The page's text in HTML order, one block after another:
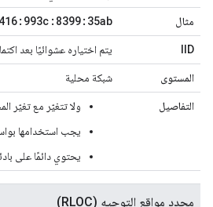
مثال
IID يتم اختياره عشوائيًا بعد
المستوى شبكة محلية
التفاصيل
ولا تتغيّر مع تغيّر
يجب استخدامها
يحتوي دائمًا على
محدد مواقع التوجيه (RLOC)